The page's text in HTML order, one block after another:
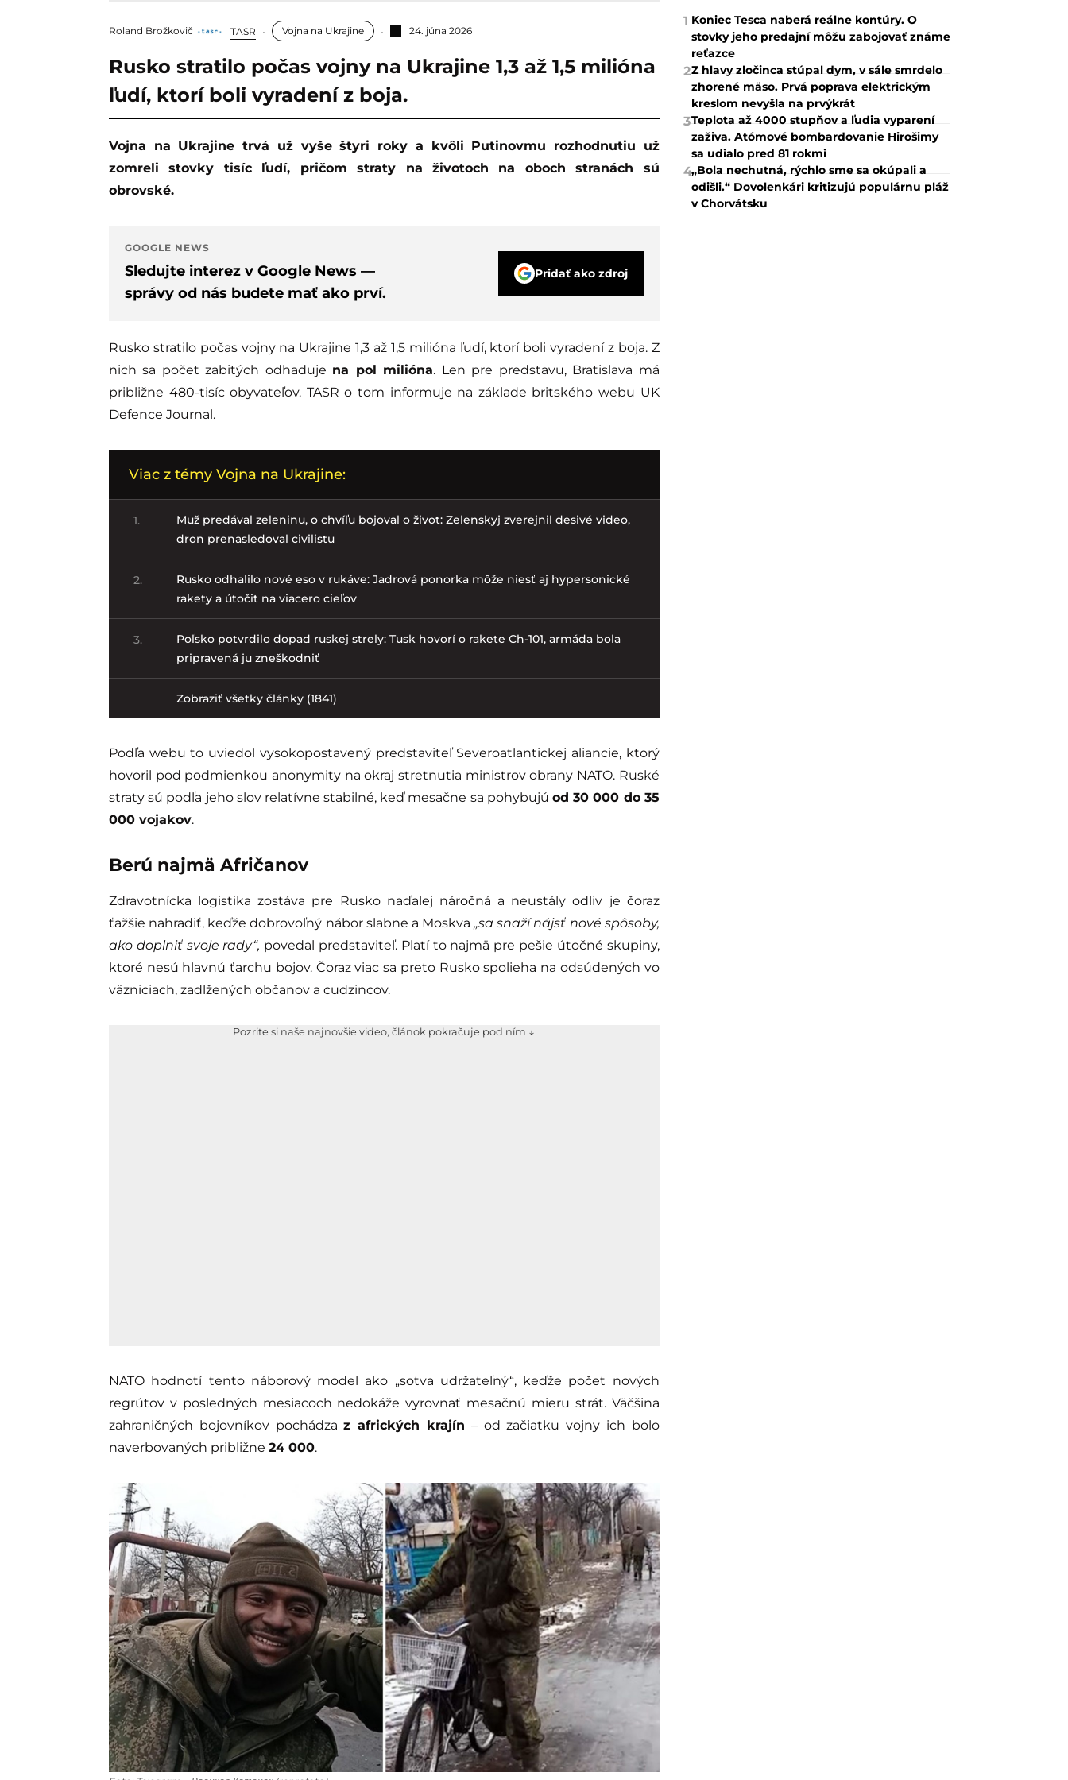
Roland Brožkovič TASR Vojna na Ukrajine 24. júna 2026
Rusko stratilo počas vojny na Ukrajine 1,3 až 1,5 milióna
ľudí, ktorí boli vyradení z boja.
Vojna na Ukrajine trvá už vyše štyri roky a kvôli Putinovmu rozhodnutiu už
zomreli stovky tisíc ľudí, pričom straty na životoch na oboch stranách sú
obrovské.
GOOGLE NEWS
Sledujte interez v Google News —
správy od nás budete mať ako prví.
Pridať ako zdroj
Rusko stratilo počas vojny na Ukrajine 1,3 až 1,5 milióna ľudí, ktorí boli vyradení z boja. Z
nich sa počet zabitých odhaduje na pol milióna. Len pre predstavu, Bratislava má
približne 480-tisíc obyvateľov. TASR o tom informuje na základe britského webu UK
Defence Journal.
Viac z témy Vojna na Ukrajine:
1.
Muž predával zeleninu, o chvíľu bojoval o život: Zelenskyj zverejnil desivé video,
dron prenasledoval civilistu
2.
Rusko odhalilo nové eso v rukáve: Jadrová ponorka môže niesť aj hypersonické
rakety a útočiť na viacero cieľov
3.
Poľsko potvrdilo dopad ruskej strely: Tusk hovorí o rakete Ch-101, armáda bola
pripravená ju zneškodniť
Zobraziť všetky články (1841)
Podľa webu to uviedol vysokopostavený predstaviteľ Severoatlantickej aliancie, ktorý
hovoril pod podmienkou anonymity na okraj stretnutia ministrov obrany NATO. Ruské
straty sú podľa jeho slov relatívne stabilné, keď mesačne sa pohybujú od 30 000 do 35
000 vojakov.
Berú najmä Afričanov
Zdravotnícka logistika zostáva pre Rusko naďalej náročná a neustály odliv je čoraz
ťažšie nahradiť, keďže dobrovoľný nábor slabne a Moskva „sa snaží nájsť nové spôsoby,
ako doplniť svoje rady“, povedal predstaviteľ. Platí to najmä pre pešie útočné skupiny,
ktoré nesú hlavnú ťarchu bojov. Čoraz viac sa preto Rusko spolieha na odsúdených vo
väzniciach, zadlžených občanov a cudzincov.
Pozrite si naše najnovšie video, článok pokračuje pod ním ↓
NATO hodnotí tento náborový model ako „sotva udržateľný“, keďže počet nových
regrútov v posledných mesiacoch nedokáže vyrovnať mesačnú mieru strát. Väčšina
zahraničných bojovníkov pochádzaz afrických krajín – od začiatku vojny ich bolo
naverbovaných približne 24 000.
1 Koniec Tesca naberá reálne kontúry. O
stovky jeho predajní môžu zabojovať známe
reťazce
2Z hlavy zločinca stúpal dym, v sále smrdelo
zhorené mäso. Prvá poprava elektrickým
kreslom nevyšla na prvýkrát
3Teplota až 4000 stupňov a ľudia vyparení
zaživa. Atómové bombardovanie Hirošimy
sa udialo pred 81 rokmi
4„Bola nechutná, rýchlo sme sa okúpali a
odišli.“ Dovolenkári kritizujú populárnu pláž
v Chorvátsku